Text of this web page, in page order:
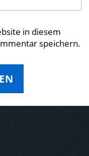
in diesem
speichern.